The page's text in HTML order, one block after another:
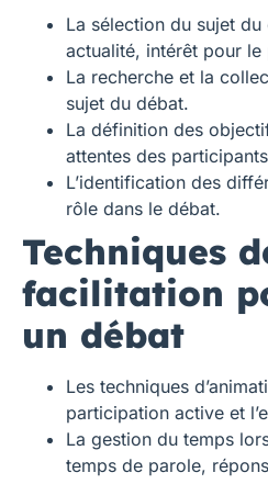
La sélection du sujet
actualité, intérêt pour le
La recherche et la
sujet du débat.
La définition des
attentes des
L’identification des
rôle dans le débat.
Techniques
facilitation
un débat
Les techniques
participation active et
La gestion du temps
temps de parole,